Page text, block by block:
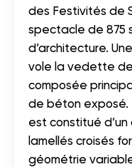
des Festivités de
spectacle de 875
d’architecture.
vole la vedette
composée
de béton exposé.
est constitué
lamellés croisés
géométrie